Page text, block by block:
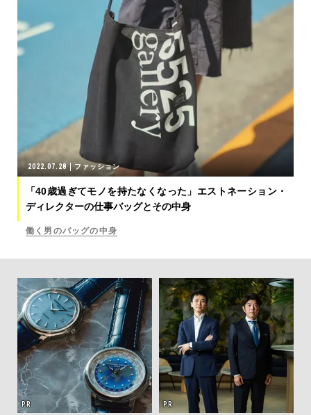
2022.07.28 ファッション
「40歳過ぎてモノを持たなくなった」エストネーション・
ディレクターの仕事バッグとその中身
働く男のバッグの中身